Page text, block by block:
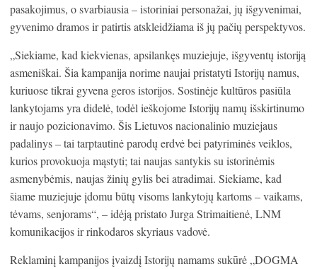
pasakojimus, o svarbiausia – istoriniai personažai, jų išgyvenimai,
gyvenimo dramos ir patirtis atskleidžiama iš jų pačių perspektyvos.
„Siekiame, kad kiekvienas, apsilankęs muziejuje, išgyventų istoriją
asmeniškai. Šia kampanija norime naujai pristatyti Istorijų namus,
kuriuose tikrai gyvena geros istorijos. Sostinėje kultūros pasiūla
lankytojams yra didelė, todėl ieškojome Istorijų namų išskirtinumo
ir naujo pozicionavimo. Šis Lietuvos nacionalinio muziejaus
padalinys – tai tarptautinė parodų erdvė bei patyriminės veiklos,
kurios provokuoja mąstyti; tai naujas santykis su istorinėmis
asmenybėmis, naujas žinių gylis bei atradimai. Siekiame, kad
šiame muziejuje įdomu būtų visoms lankytojų kartoms – vaikams,
tėvams, senjorams“, – idėją pristato Jurga Strimaitienė, LNM
komunikacijos ir rinkodaros skyriaus vadovė.
Reklaminį kampanijos įvaizdį Istorijų namams sukūrė „DOGMA